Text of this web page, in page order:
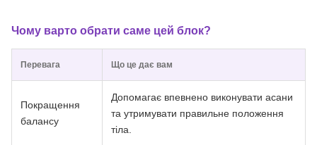
Чому варто обрати саме цей блок?
Перевага Що це дає вам
Покращення
балансу
Допомагає впевнено виконувати асани
та утримувати правильне положення
тіла.